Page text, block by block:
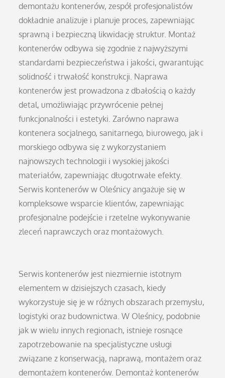
demontażu kontenerów, zespół profesjonalistów
dokładnie analizuje i planuje proces, zapewniając
sprawną i bezpieczną likwidację struktur. Montaż
kontenerów odbywa się zgodnie z najwyższymi
standardami bezpieczeństwa i jakości, gwarantując
solidność i trwałość konstrukcji. Naprawa
kontenerów jest prowadzona z dbałością o każdy
detal, umożliwiając przywrócenie pełnej
funkcjonalności i estetyki. Zarówno naprawa
kontenera socjalnego, sanitarnego, biurowego, jak i
morskiego odbywa się z wykorzystaniem
najnowszych technologii i wysokiej jakości
materiałów, zapewniając długotrwałe efekty.
Serwis kontenerów w Oleśnicy angażuje się w
kompleksowe wsparcie klientów, zapewniając
profesjonalne podejście i rzetelne wykonywanie
zleceń naprawczych oraz montażowych.
Serwis kontenerów jest niezmiernie istotnym
elementem w dzisiejszych czasach, kiedy
wykorzystuje się je w różnych obszarach przemysłu,
logistyki oraz budownictwa. W Oleśnicy, podobnie
jak w wielu innych regionach, istnieje rosnące
zapotrzebowanie na specjalistyczne usługi
związane z konserwacją, naprawą, montażem oraz
demontażem kontenerów. Demontaż kontenerów